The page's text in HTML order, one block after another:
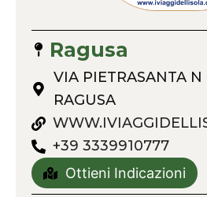
Ragusa
VIA PIETRASANTA
RAGUSA
+39 3339910777
Ottieni Indicazioni